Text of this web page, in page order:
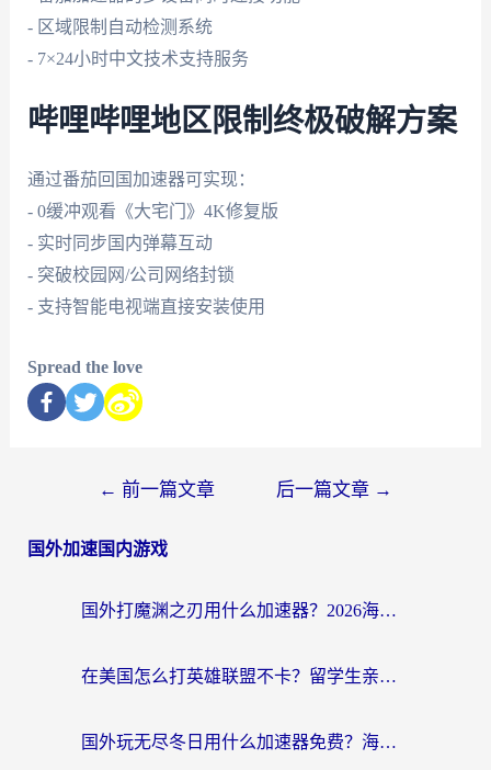
- 区域限制自动检测系统
- 7×24小时中文技术支持服务
哔哩哔哩地区限制终极破解方案
通过番茄回国加速器可实现：
- 0缓冲观看《大宅门》4K修复版
- 实时同步国内弹幕互动
- 突破校园网/公司网络封锁
- 支持智能电视端直接安装使用
Spread the love
← 前一篇文章 后一篇文章 →
国外加速国内游戏
国外打魔渊之刃用什么加速器？2026海外玩家国服游戏加速全攻略（附闪耀暖暖&复苏的魔女避坑指南）
在美国怎么打英雄联盟不卡？留学生亲测的国服游戏加速全攻略
国外玩无尽冬日用什么加速器免费？海外党国服游戏加速避坑指南